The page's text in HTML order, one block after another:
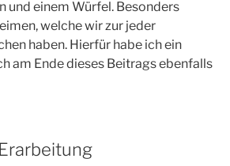
und einem Würfel. Besonders
welche wir zur jeder
haben. Hierfür habe ich ein
am Ende dieses Beitrags ebenfalls